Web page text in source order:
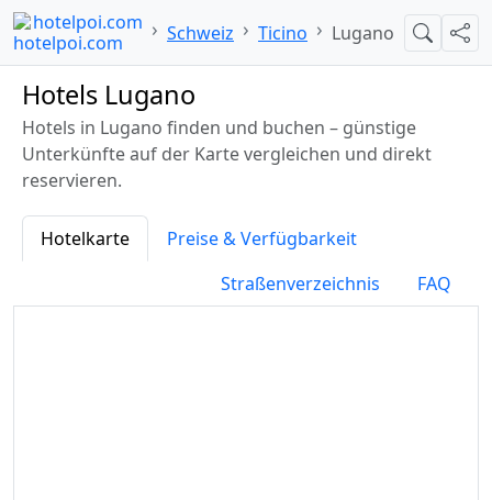
hotelpoi.com Schweiz Ticino Lugano Suche
Hotels Lugano
Hotels in Lugano finden und buchen – günstige
Unterkünfte auf der Karte vergleichen und direkt
reservieren.
Hotelkarte
Preise & Verfügbarkeit
Straßenverzeichnis
FAQ